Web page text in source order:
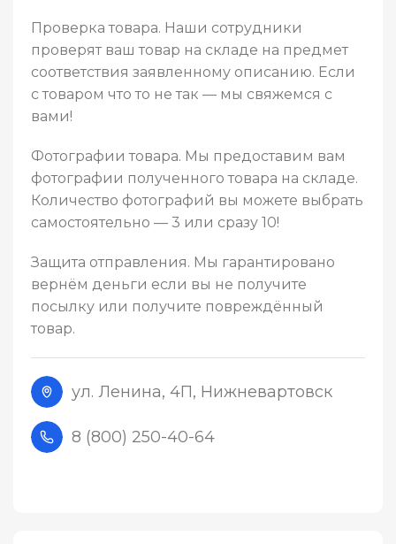
Проверка товара. Наши сотрудники
проверят ваш товар на складе на предмет
соответствия заявленному описанию. Если
с товаром что то не так — мы свяжемся с
вами!
Фотографии товара. Мы предоставим вам
фотографии полученного товара на складе.
Количество фотографий вы можете выбрать
самостоятельно — 3 или сразу 10!
Защита отправления. Мы гарантировано
вернём деньги если вы не получите
посылку или получите повреждённый
товар.
ул. Ленина, 4П, Нижневартовск
8 (800) 250-40-64